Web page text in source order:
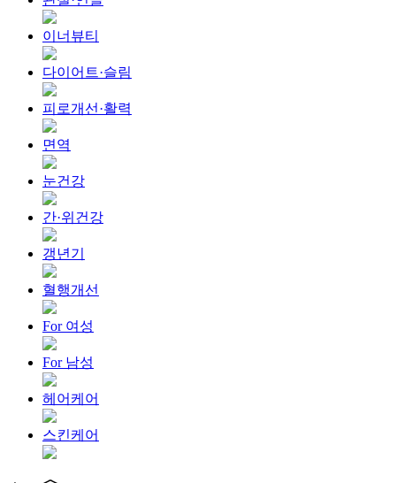
이너뷰티
다이어트·슬림
피로개선·활력
면역
눈건강
간·위건강
갱년기
혈행개선
For 여성
For 남성
헤어케어
스킨케어